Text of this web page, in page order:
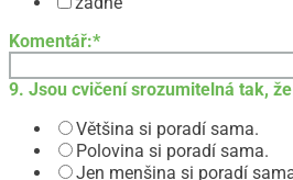
Komentář:*
9. Jsou cvičení srozumitelná tak,
Většina si poradí sama.
Polovina si poradí sama.
Jen menšina si poradí